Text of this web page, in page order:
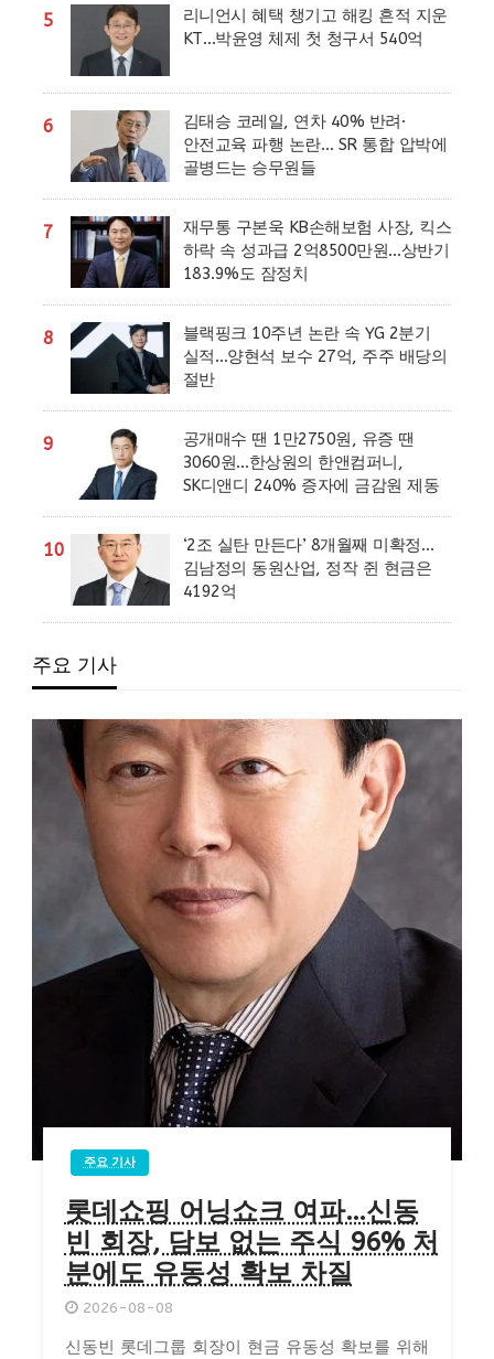
5
리니언시 혜택 챙기고 해킹 흔적 지운
KT…박윤영 체제 첫 청구서 540억
6
김태승 코레일, 연차 40% 반려·
안전교육 파행 논란… SR 통합 압박에
골병드는 승무원들
7
재무통 구본욱 KB손해보험 사장, 킥스
하락 속 성과급 2억8500만원…상반기
183.9%도 잠정치
8
블랙핑크 10주년 논란 속 YG 2분기
실적…양현석 보수 27억, 주주 배당의
절반
9
공개매수 땐 1만2750원, 유증 땐
3060원…한상원의 한앤컴퍼니,
SK디앤디 240% 증자에 금감원 제동
10
‘2조 실탄 만든다’ 8개월째 미확정…
김남정의 동원산업, 정작 쥔 현금은
4192억
주요 기사
주요 기사
롯데쇼핑 어닝쇼크 여파…신동
빈 회장, 담보 없는 주식 96% 처
분에도 유동성 확보 차질
2026-08-08
신동빈 롯데그룹 회장이 현금 유동성 확보를 위해